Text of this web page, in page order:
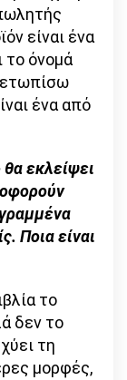
είναι ένα
το όνομά
ένα από
εκλείψει
Ποια είναι
το
δεν το
τη
μορφές,